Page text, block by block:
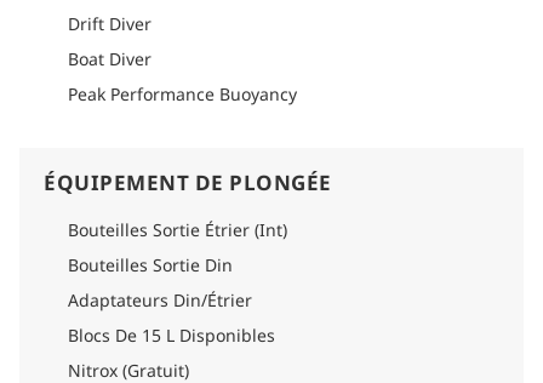
Drift Diver
Boat Diver
Peak Performance Buoyancy
ÉQUIPEMENT DE PLONGÉE
Bouteilles Sortie Étrier (Int)
Bouteilles Sortie Din
Adaptateurs Din/Étrier
Blocs De 15 L Disponibles
Nitrox (Gratuit)